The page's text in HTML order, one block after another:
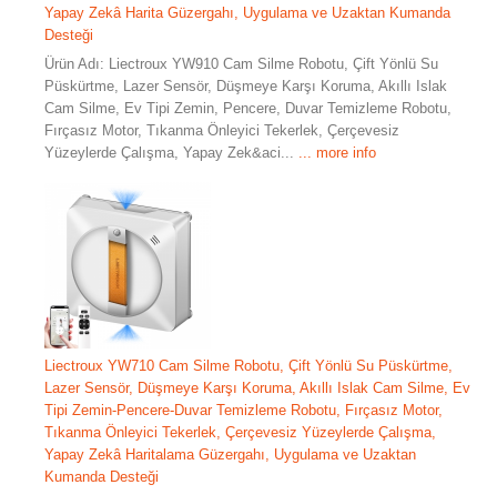
Yapay Zekâ Harita Güzergahı, Uygulama ve Uzaktan Kumanda
Desteği
Ürün Adı: Liectroux YW910 Cam Silme Robotu, Çift Yönlü Su
Püskürtme, Lazer Sensör, Düşmeye Karşı Koruma, Akıllı Islak
Cam Silme, Ev Tipi Zemin, Pencere, Duvar Temizleme Robotu,
Fırçasız Motor, Tıkanma Önleyici Tekerlek, Çerçevesiz
Yüzeylerde Çalışma, Yapay Zek&aci...
... more info
Liectroux YW710 Cam Silme Robotu, Çift Yönlü Su Püskürtme,
Lazer Sensör, Düşmeye Karşı Koruma, Akıllı Islak Cam Silme, Ev
Tipi Zemin-Pencere-Duvar Temizleme Robotu, Fırçasız Motor,
Tıkanma Önleyici Tekerlek, Çerçevesiz Yüzeylerde Çalışma,
Yapay Zekâ Haritalama Güzergahı, Uygulama ve Uzaktan
Kumanda Desteği